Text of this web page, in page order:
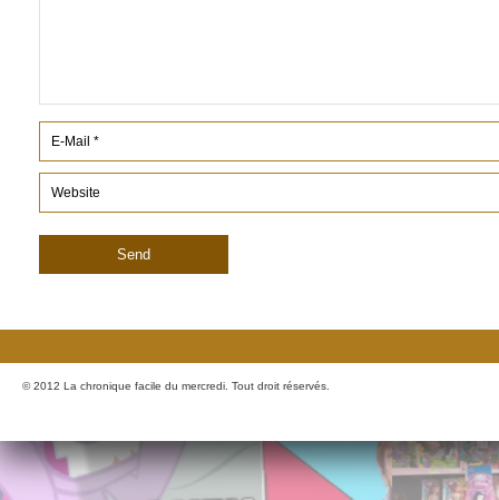
© 2012 La chronique facile du mercredi. Tout droit réservés.